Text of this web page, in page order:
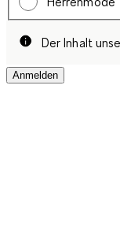
Der Inhalt
Anmelden